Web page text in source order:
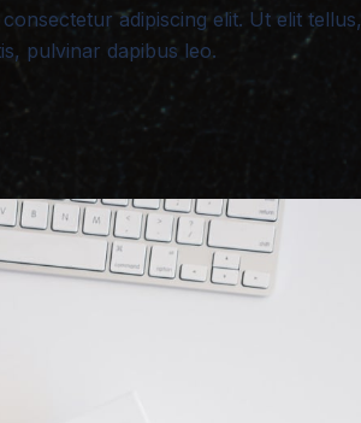
adipiscing elit. Ut elit tellus,
pulvinar dapibus leo.